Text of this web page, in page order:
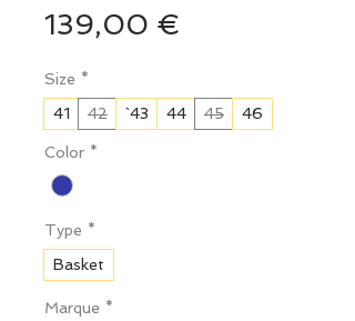
139,00 €
Size *
41
42 `43 44 45 46
Color *
Type *
Basket
Marque *